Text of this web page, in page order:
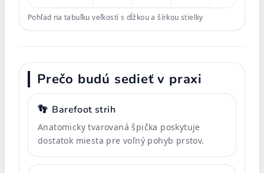
Pohľad na tabuľku veľkostí s dĺžkou a šírkou stielky
Prečo budú sedieť v praxi
👣 Barefoot strih
Anatomicky tvarovaná špička poskytuje
dostatok miesta pre voľný pohyb prstov.